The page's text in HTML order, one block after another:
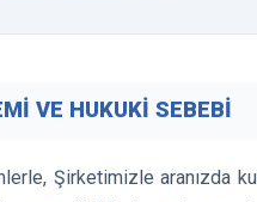
VE HUKUKİ SEBEBİ
Şirketimizle aranızda